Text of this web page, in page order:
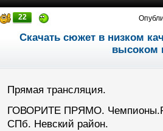
22
Скачать сюжет в низком
высоком
Прямая трансляция.
ГОВОРИТЕ ПРЯМО.
СПб. Невский район.